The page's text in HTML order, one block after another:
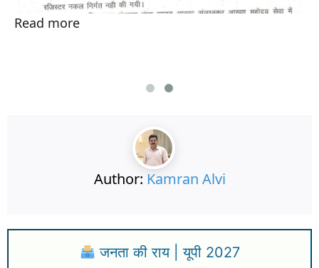
Read more
Author: Kamran Alvi
जनता की राय | यूपी 2027